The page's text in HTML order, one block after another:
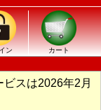
ン カート
スは2026年2月